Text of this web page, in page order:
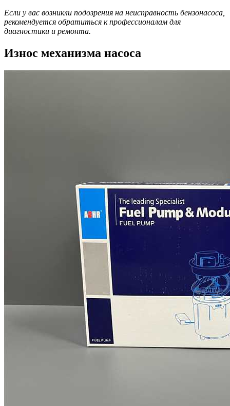
Если у вас возникли подозрения на неисправность бензонасоса,
рекомендуется обратиться к профессионалам для
диагностики и ремонта.
Износ механизма насоса